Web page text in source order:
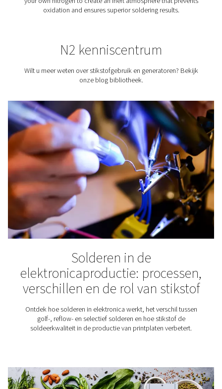
Oppompen van banden
Wist u dat het gebruik van stikstof voor het
banden veel voordelen heeft? Vergeleken met het
van banden met lucht is het gebruik van N2 gunstig
band, het brandstofverbruik en de veiligheid van de
beste manier om die stikstof te krijgen is door